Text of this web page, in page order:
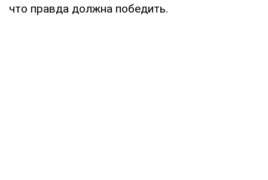
что правда должна победить.